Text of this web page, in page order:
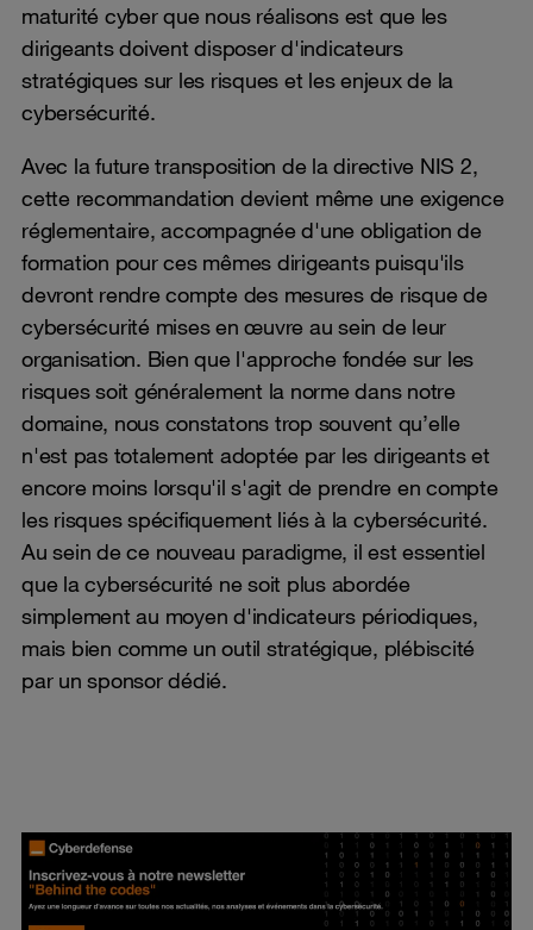
maturité cyber que nous réalisons est que les
dirigeants doivent disposer d'indicateurs
stratégiques sur les risques et les enjeux de la
cybersécurité.
Avec la future transposition de la directive NIS 2,
cette recommandation devient même une exigence
réglementaire, accompagnée d'une obligation de
formation pour ces mêmes dirigeants puisqu'ils
devront rendre compte des mesures de risque de
cybersécurité mises en œuvre au sein de leur
organisation. Bien que l'approche fondée sur les
risques soit généralement la norme dans notre
domaine, nous constatons trop souvent qu’elle
n'est pas totalement adoptée par les dirigeants et
encore moins lorsqu'il s'agit de prendre en compte
les risques spécifiquement liés à la cybersécurité.
Au sein de ce nouveau paradigme, il est essentiel
que la cybersécurité ne soit plus abordée
simplement au moyen d'indicateurs périodiques,
mais bien comme un outil stratégique, plébiscité
par un sponsor dédié.